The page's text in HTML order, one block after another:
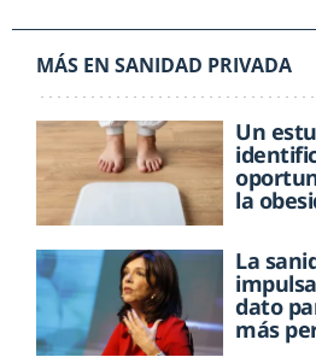
MÁS EN SANIDAD PRIVADA
Un
la
La
dato
más